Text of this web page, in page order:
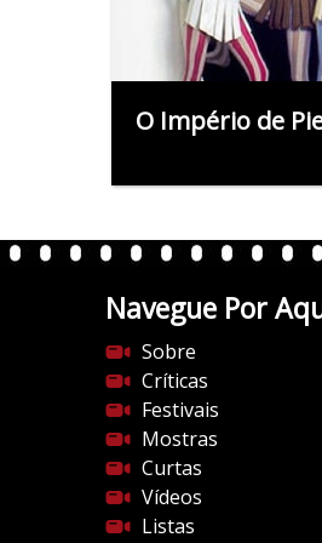
O Império de
Navegue Por
Sobre
Críticas
Festivais
Mostras
Curtas
Vídeos
Listas